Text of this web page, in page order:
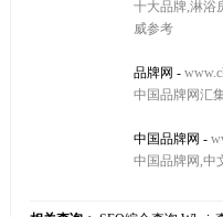
十大品牌,淋浴
威参考
品牌网 -
中国品牌网汇
中国品牌网 -
中国品牌网,中